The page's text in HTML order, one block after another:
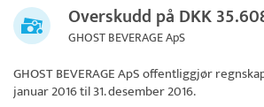
Overskudd på DKK
GHOST BEVERAGE ApS
GHOST BEVERAGE ApSoffentliggjør
januar 2016 til 31. desember 2016.